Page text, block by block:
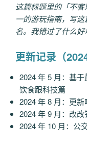
这篇标题里的「不
一的游玩指南，写
名。我错过了什么
更新记录（2024
2024 年 5 月：基
饮食跟科技篇
2024 年 8 月：更
2024 年 9 月：改改
2024 年 10 月：公